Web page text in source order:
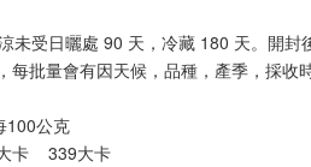
未受日曬處 90 天，冷藏 180 天。開
批量會有因天候，品種，產季，採收
公克
卡    339大卡